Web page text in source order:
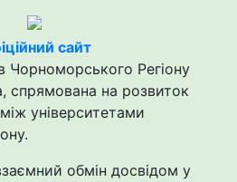
сайт
Чорноморського Регіону
спрямована на розвиток
університетами
обмін досвідом у